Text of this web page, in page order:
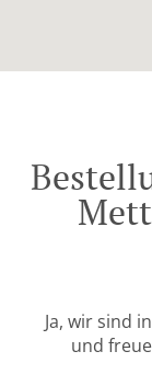
Ja, wir sind
und